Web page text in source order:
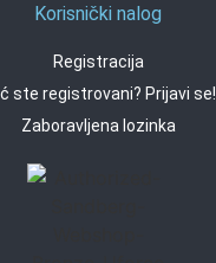
Korisnički nalog
Registracija
ste registrovani? Prijavi se!
Zaboravljena lozinka